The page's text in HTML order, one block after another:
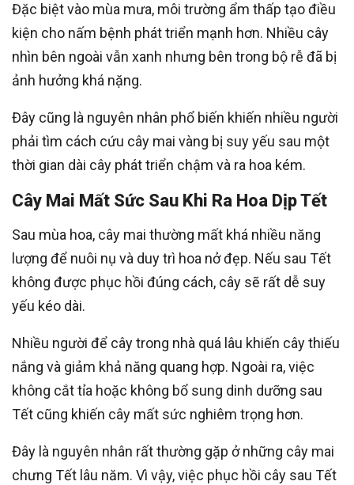
Đặc biệt vào mùa mưa, môi trường ẩm thấp tạo điều
kiện cho nấm bệnh phát triển mạnh hơn. Nhiều cây
nhìn bên ngoài vẫn xanh nhưng bên trong bộ rễ đã bị
ảnh hưởng khá nặng.
Đây cũng là nguyên nhân phổ biến khiến nhiều người
phải tìm cách cứu cây mai vàng bị suy yếu sau một
thời gian dài cây phát triển chậm và ra hoa kém.
Cây Mai Mất Sức Sau Khi Ra Hoa Dịp Tết
Sau mùa hoa, cây mai thường mất khá nhiều năng
lượng để nuôi nụ và duy trì hoa nở đẹp. Nếu sau Tết
không được phục hồi đúng cách, cây sẽ rất dễ suy
yếu kéo dài.
Nhiều người để cây trong nhà quá lâu khiến cây thiếu
nắng và giảm khả năng quang hợp. Ngoài ra, việc
không cắt tỉa hoặc không bổ sung dinh dưỡng sau
Tết cũng khiến cây mất sức nghiêm trọng hơn.
Đây là nguyên nhân rất thường gặp ở những cây mai
chưng Tết lâu năm. Vì vậy, việc phục hồi cây sau Tết